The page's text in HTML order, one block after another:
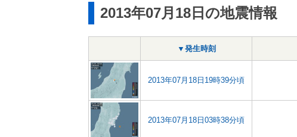
2013年07月18日の地震情報
▼発生時刻
2013年07月18日19時39分頃
2013年07月18日03時38分頃